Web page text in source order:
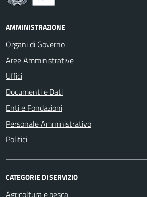
AMMINISTRAZIONE
Organi di Governo
Aree Amministrative
Uffici
Documenti e Dati
Enti e Fondazioni
Personale Amministrativo
Politici
CATEGORIE DI SERVIZIO
Agricoltura e pesca